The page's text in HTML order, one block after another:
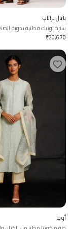
بايال براتاب
سترة تونيك قطنية يدوية
₹20,670
أوجا